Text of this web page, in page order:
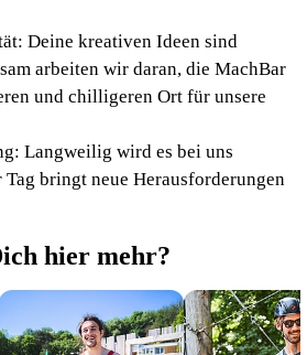
Deine kreativen Ideen sind
arbeiten wir daran, die MachBar
und chilligeren Ort für unsere
Langweilig wird es bei uns
bringt neue Herausforderungen
hier mehr?